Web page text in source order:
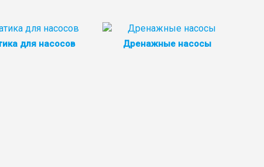
для насосов Дренажные насосы